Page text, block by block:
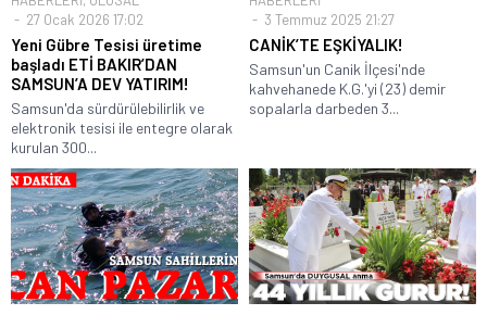
27 Ocak 2026 17:02
Yeni Gübre Tesisi üretime
başladı ETİ BAKIR’DAN
SAMSUN’A DEV YATIRIM!
Samsun'da sürdürülebilirlik ve
elektronik tesisi ile entegre olarak
kurulan 300...
3 Temmuz 2025 21:27
CANİK’TE EŞKİYALIK!
Samsun'un Canik İlçesi'nde
kahvehanede K.G.'yi (23) demir
sopalarla darbeden 3...